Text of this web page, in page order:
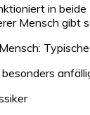
in
Mensch gibt